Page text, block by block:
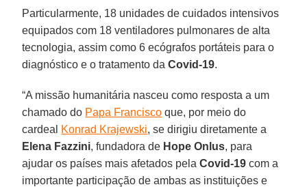
Particularmente, 18 unidades de cuidados intensivos
equipados com 18 ventiladores pulmonares de alta
tecnologia, assim como 6 ecógrafos portáteis para o
diagnóstico e o tratamento daCovid-19.
“A missão humanitária nasceu como resposta a um
chamado do Papa Francisco que, por meio do
cardeal Konrad Krajewski, se dirigiu diretamente a
Elena Fazzini, fundadora de Hope Onlus, para
ajudar os países mais afetados pelaCovid-19 com a
importante participação de ambas as instituições e